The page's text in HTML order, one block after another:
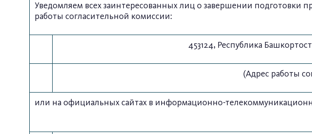
Уведомляем всех заинтересованных лиц о завершении подготовки
работы согласительной комиссии:
453124, Республика
(Адрес работы
или на официальных сайтах в информационно-